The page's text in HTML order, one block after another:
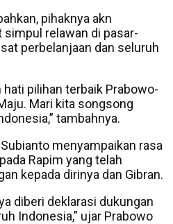
pihaknya akn
relawan di pasar-
perbelanjaan dan seluruh
hati pilihan terbaik Prabowo-
Mari kita songsong
tambahnya.
menyampaikan rasa
Rapim yang telah
kepada dirinya dan Gibran.
diberi deklarasi dukungan
Indonesia,” ujar Prabowo